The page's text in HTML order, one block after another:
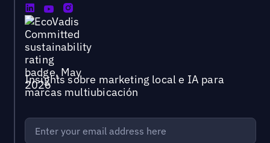
Insights sobre marketing local e IA para
marcas multiubicación